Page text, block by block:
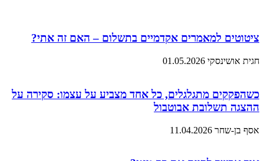
ציטוטים למאמרים אקדמיים בתשלום – האם זה אתי?
חגית אושינסקי 01.05.2026
כשהפקקים מתגלגלים, כל אחד מצביע על עצמו: סקירה על
ההצגה תשלובת אבוטבול
אסף בן-שחר 11.04.2026